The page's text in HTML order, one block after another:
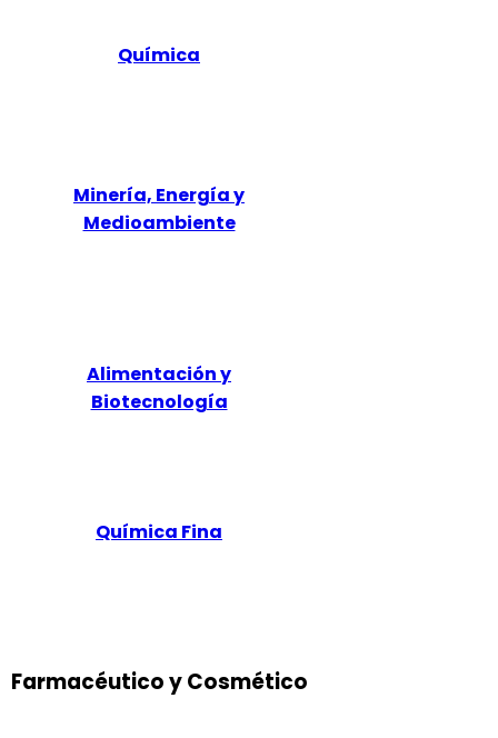
Química
Minería, Energía y
Medioambiente
Alimentación y
Biotecnología
Química Fina
Farmacéutico y Cosmético